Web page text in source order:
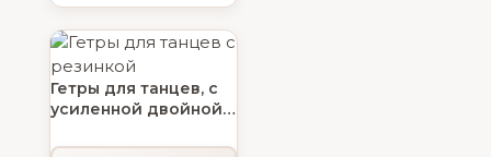
Гетры для танцев, с
усиленной двойной